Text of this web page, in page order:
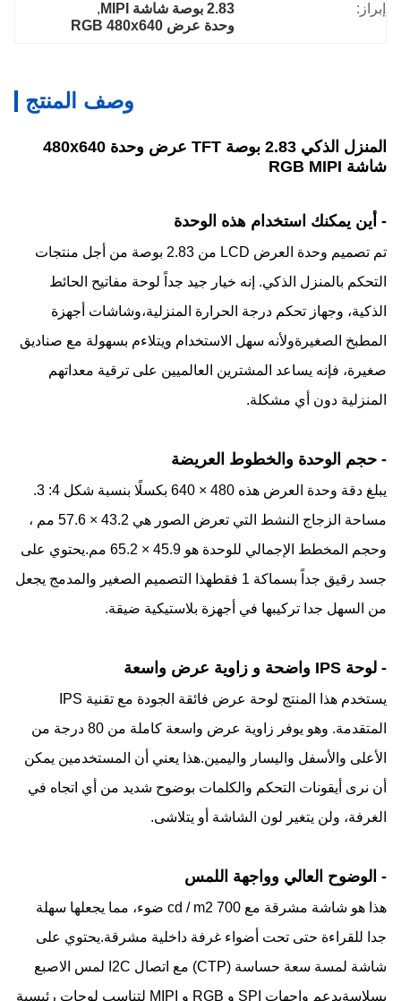
إبراز:
2.83 بوصة شاشة MIPI
,
وحدة عرض RGB 480x640
وصف المنتج
المنزل الذكي 2.83 بوصة TFT عرض وحدة 480x640
شاشة RGB MIPI
- أين يمكنك استخدام هذه الوحدة
تم تصميم وحدة العرض LCD من 2.83 بوصة من أجل منتجات
التحكم بالمنزل الذكي. إنه خيار جيد جداً لوحة مفاتيح الحائط
الذكية، وجهاز تحكم درجة الحرارة المنزلية،وشاشات أجهزة
المطبخ الصغيرةولأنه سهل الاستخدام ويتلاءم بسهولة مع صناديق
صغيرة، فإنه يساعد المشترين العالميين على ترقية معداتهم
المنزلية دون أي مشكلة.
- حجم الوحدة والخطوط العريضة
يبلغ دقة وحدة العرض هذه 480 × 640 بكسلًا بنسبة شكل 4: 3.
مساحة الزجاج النشط التي تعرض الصور هي 43.2 × 57.6 مم ،
وحجم المخطط الإجمالي للوحدة هو 45.9 × 65.2 مم.يحتوي على
جسد رقيق جداً بسماكة 1 فقطهذا التصميم الصغير والمدمج يجعل
من السهل جدا تركيبها في أجهزة بلاستيكية ضيقة.
- لوحة IPS واضحة و زاوية عرض واسعة
يستخدم هذا المنتج لوحة عرض فائقة الجودة مع تقنية IPS
المتقدمة. وهو يوفر زاوية عرض واسعة كاملة من 80 درجة من
الأعلى والأسفل واليسار واليمين.هذا يعني أن المستخدمين يمكن
أن نرى أيقونات التحكم والكلمات بوضوح شديد من أي اتجاه في
الغرفة، ولن يتغير لون الشاشة أو يتلاشى.
- الوضوح العالي وواجهة اللمس
هذا هو شاشة مشرقة مع 700 cd / m2 ضوء، مما يجعلها سهلة
جدا للقراءة حتى تحت أضواء غرفة داخلية مشرقة.يحتوي على
شاشة لمسة سعة حساسة (CTP) مع اتصال I2C لمس الاصبع
بسلاسةيدعم واجهات SPI و RGB و MIPI لتناسب لوحات رئيسية